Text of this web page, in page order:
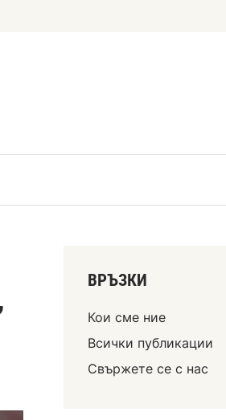
ВРЪЗКИ
Кои сме ние
Всички публикации
Свържете се с нас